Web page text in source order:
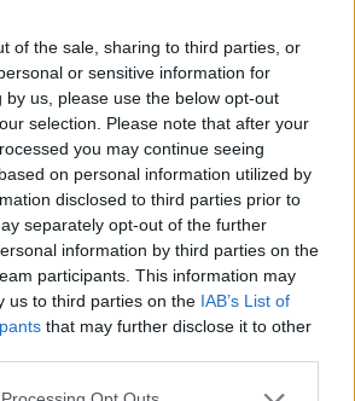
of the sale, sharing to third parties, or
or sensitive information for
by us, please use the below opt-out
selection. Please note that after your
you may continue seeing
on personal information utilized by
disclosed to third parties prior to
separately opt-out of the further
information by third parties on the
participants. This information may
us to third parties on the IAB’s List of
that may further disclose it to other
website/app uses one or more Google
for verdenscupen i
2022/23
til søndag 4. desember
to verdenscuprunder på rad i
for videre